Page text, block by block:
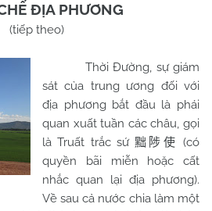
ĐỊA PHƯƠNG
(tiếp theo)
Thời Đường, sự giám
sát của trung ương đối với
địa phương bắt đầu là phái
quan xuất tuần các châu, gọi
là Truất trắc sứ 黜陟使
(có
quyền bãi miễn hoặc cất
nhắc quan lại địa phương).
Về sau cả nước chia làm một